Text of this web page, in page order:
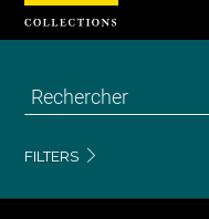
FILTERS
Cookies management panel